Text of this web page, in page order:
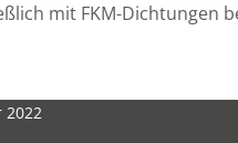
mit FKM-Dichtungen
2022